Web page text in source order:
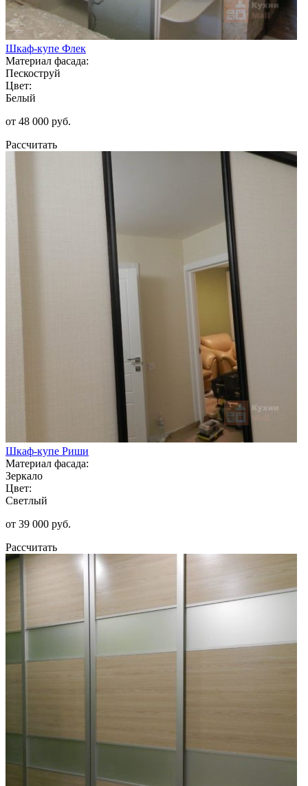
Шкаф-купе Флек
Материал фасада:
Пескоструй
Цвет:
Белый
от 48 000 руб.
Рассчитать
Шкаф-купе Риши
Материал фасада:
Зеркало
Цвет:
Светлый
от 39 000 руб.
Рассчитать